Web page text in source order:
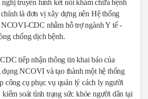
truyền hình kết nối khám chữa bệnh
là đơn vị xây dựng nên Hệ thống
CDC nhằm hỗ trợ ngành Y tế -
chống dịch bệnh.
tiếp nhận thông tin khai báo của
NCOVI và tạo thành một hệ thống
công cụ phục vụ quản lý cách ly người
soát tình trạng sức khỏe người dân tại